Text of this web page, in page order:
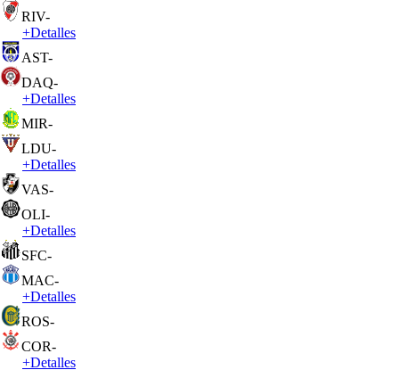
RIV-
+Detalles
AST-
DAQ-
+Detalles
MIR-
LDU-
+Detalles
VAS-
OLI-
+Detalles
SFC-
MAC-
+Detalles
ROS-
COR-
+Detalles